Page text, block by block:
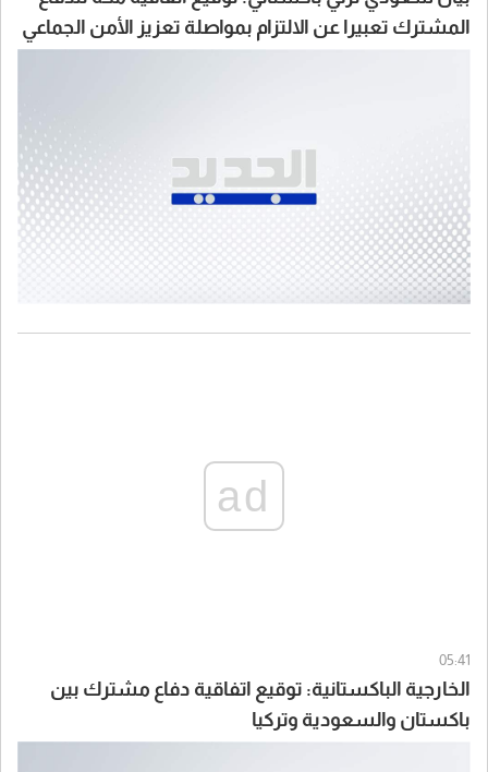
المشترك تعبيرا عن الالتزام بمواصلة تعزيز الأمن الجماعي
ad
05:41
الخارجية الباكستانية: توقيع اتفاقية دفاع مشترك بين
باكستان والسعودية وتركيا